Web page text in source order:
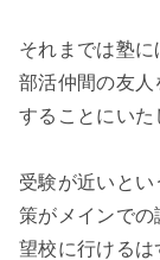
それまでは塾に
部活仲間の友
することにいた
受験が近いと
策がメインで
望校に行けるは